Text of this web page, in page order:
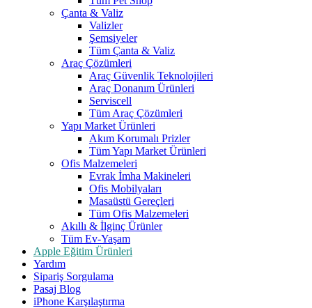
Çanta & Valiz
Valizler
Şemsiyeler
Tüm Çanta & Valiz
Araç Çözümleri
Araç Güvenlik Teknolojileri
Araç Donanım Ürünleri
Serviscell
Tüm Araç Çözümleri
Yapı Market Ürünleri
Akım Korumalı Prizler
Tüm Yapı Market Ürünleri
Ofis Malzemeleri
Evrak İmha Makineleri
Ofis Mobilyaları
Masaüstü Gereçleri
Tüm Ofis Malzemeleri
Akıllı & İlginç Ürünler
Tüm Ev-Yaşam
Apple Eğitim Ürünleri
Yardım
Sipariş Sorgulama
Pasaj Blog
iPhone Karşılaştırma